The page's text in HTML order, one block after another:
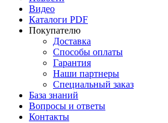
Видео
Каталоги PDF
Покупателю
Доставка
Способы оплаты
Гарантия
Наши партнеры
Специальный заказ
База знаний
Вопросы и ответы
Контакты